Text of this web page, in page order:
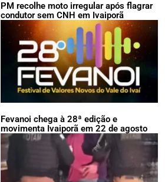
PM recolhe moto irregular após flagrar
condutor sem CNH em Ivaiporã
Fevanoi chega à 28ª edição e
movimenta Ivaiporã em 22 de agosto